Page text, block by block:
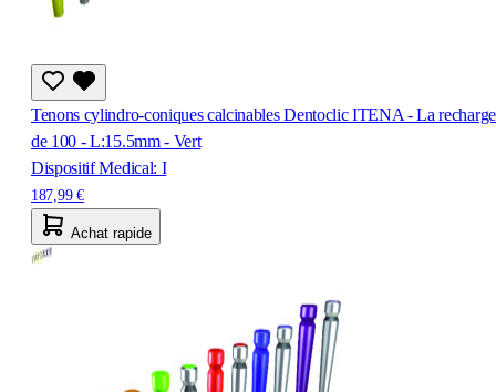
Tenons cylindro-coniques calcinables Dentoclic ITENA - La recharge
de 100 - L:15.5mm - Vert
Dispositif Medical: I
187,99 €
Achat rapide